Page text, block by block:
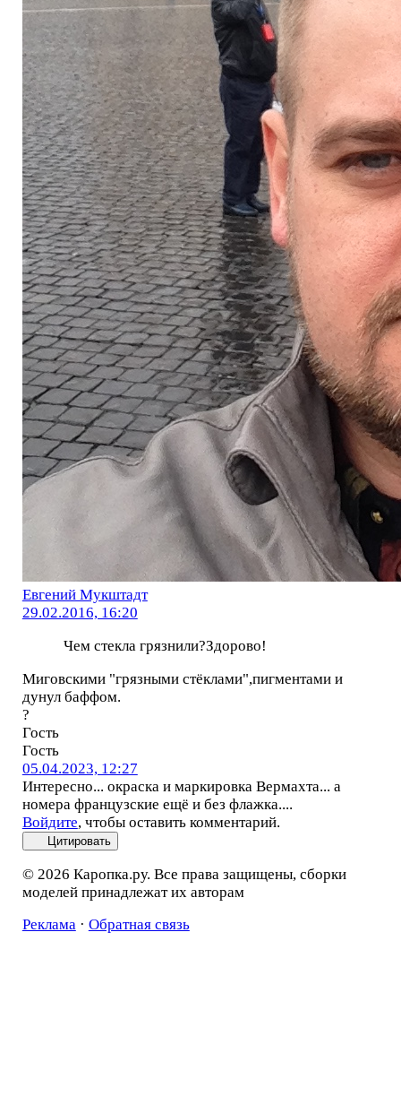
Евгений Мукштадт
29.02.2016, 16:20
Чем стекла грязнили?Здорово!
Миговскими "грязными стёклами",пигментами и
дунул баффом.
?
Гость
Гость
05.04.2023, 12:27
Интересно... окраска и маркировка Вермахта... а
номера французские ещё и без флажка....
Войдите, чтобы оставить комментарий.
Цитировать
© 2026 Каропка.ру. Все права защищены, сборки
моделей принадлежат их авторам
Реклама· Обратная связь